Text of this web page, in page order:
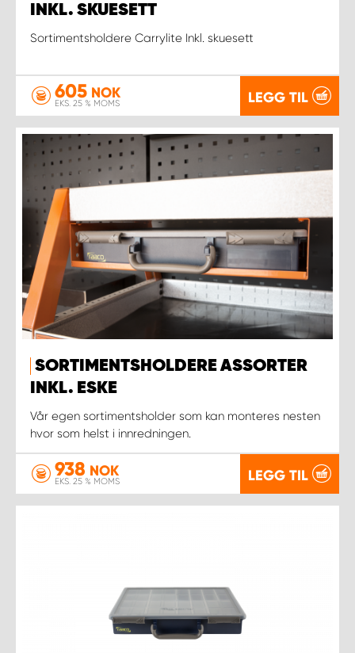
INKL. SKUESETT
Sortimentsholdere Carrylite Inkl. skuesett
605 NOK
EKS. 25 % MOMS LEGG TIL
SORTIMENTSHOLDERE ASSORTER
INKL. ESKE
Vår egen sortimentsholder som kan monteres nesten
hvor som helst i innredningen.
938 NOK
EKS. 25 % MOMS LEGG TIL